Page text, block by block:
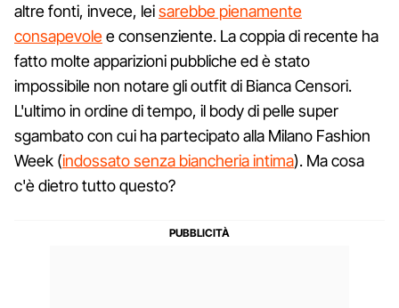
altre fonti, invece, leisarebbe pienamente
consapevolee consenziente. La coppia di recente ha
fatto molte apparizioni pubbliche ed è stato
impossibile non notare gli outfit di Bianca Censori.
L'ultimo in ordine di tempo, il body di pelle super
sgambato con cui ha partecipato alla Milano Fashion
Week (indossato senza biancheria intima). Ma cosa
c'è dietro tutto questo?